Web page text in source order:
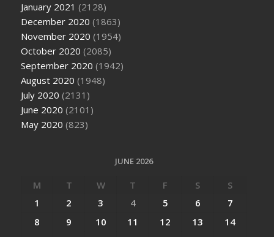
January 2021 (2128)
December 2020 (1863)
November 2020 (1954)
October 2020 (2085)
September 2020 (1942)
August 2020 (1948)
July 2020 (2131)
June 2020 (2101)
May 2020 (823)
JUNE 2026
M T W T F S
S
1
2 3 4 5 6
7
8
9 10 11 12 13
14